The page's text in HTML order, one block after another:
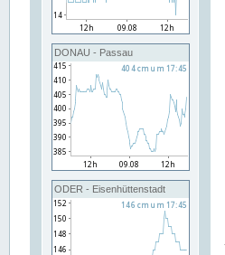
DONAU - Passau
ODER - Eisenhüttenstadt